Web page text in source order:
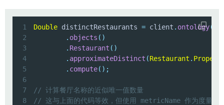
1 Double distinctRestaurants = client . ontology(
2
. objects ( )
3
. Restaurant ( )
4
. approximateDistinct (Restaurant .
5
. compute( ) ;
6
7
// 计算餐厅名称的近似唯一值数量
8
// 这与上面的代码等效，但使用 metricName 作为度量